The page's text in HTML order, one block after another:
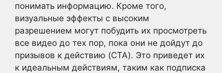
понимать информацию. Кроме того,
визуальные эффекты с высоким
разрешением могут побудить их просмотреть
все видео до тех пор, пока они не дойдут до
призывов к действию (CTA). Это приведет их
к идеальным действиям, таким как подписка